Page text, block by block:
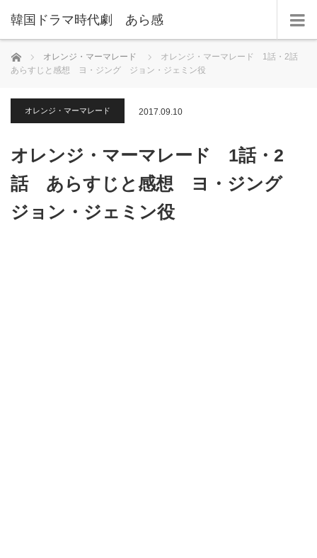
韓国ドラマ時代劇 あら感
ホーム オレンジ・マーマレード
オレンジ・マーマレード 1話・2話
あらすじと感想 ヨ・ジング ジョン・ジェミン役
オレンジ・マーマレード 2017.09.10
オレンジ・マーマレード 1話・2
話 あらすじと感想 ヨ・ジング
ジョン・ジェミン役